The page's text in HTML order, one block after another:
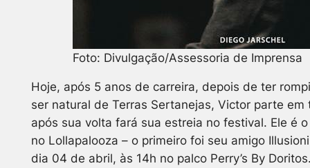
Foto: Divulgação/Assessoria de Imprensa
Hoje, após 5 anos de carreira, depois de ter
ser natural de Terras Sertanejas, Victor parte
após sua volta fará sua estreia no festival. Ele é
no Lollapalooza – o primeiro foi seu amigo
dia 04 de abril, às 14h no palco Perry’s By